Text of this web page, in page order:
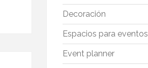
Decoración
Espacios para eventos
Event planner